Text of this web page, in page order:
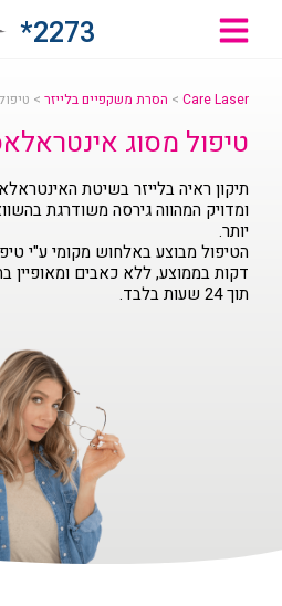
2273*
Care Laser
> הסרת משקפיים בלייזר >
טיפול מסוג
תיקון ראיה בלייזר בשיטת
ומדויק המהווה גירסה משודרגת
יותר.
דקות בממוצע, ללא כאבים ומאופיין
תוך 24 שעות בלבד.